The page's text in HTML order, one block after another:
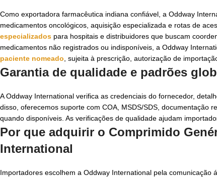
Como exportadora farmacêutica indiana confiável, a Oddway
medicamentos oncológicos, aquisição especializada e rotas de
especializados para hospitais e distribuidores que buscam
medicamentos não registrados ou indisponíveis, a Oddway
paciente nomeado , sujeita à prescrição, autorização de
Garantia de qualidade e padrões
A Oddway International verifica as credenciais do fornecedor,
disso, oferecemos suporte com COA, MSDS/SDS, documentação
quando disponíveis. As verificações de qualidade ajudam
Por que adquirir o Comprimido
International
Importadores escolhem a Oddway International pela